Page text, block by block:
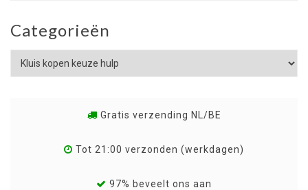
Categorieën
Gratis verzending NL/BE
Tot 21:00 verzonden (werkdagen)
97% beveelt ons aan